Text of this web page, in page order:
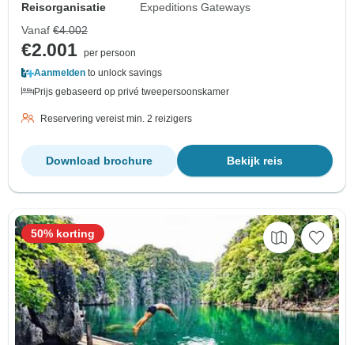
Reisorganisatie
Expeditions Gateways
Vanaf €4.002
€2.001 per persoon
Aanmelden to unlock savings
Prijs gebaseerd op privé tweepersoonskamer
Reservering vereist min. 2 reizigers
Bekijk reis
Download brochure
50% korting